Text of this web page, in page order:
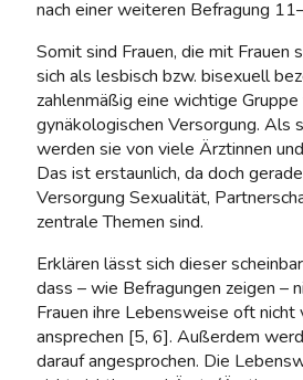
nach einer weiteren Befragung
Somit sind Frauen, die mit Frauen
sich als lesbisch bzw. bisexuell
zahlenmäßig eine wichtige
gynäkologischen Versorgung. Als
werden sie von viele Ärztinnen
Das ist erstaunlich, da doch
Versorgung Sexualität,
zentrale Themen sind.
Erklären lässt sich dieser
dass – wie Befragungen zeigen –
Frauen ihre Lebensweise oft nicht
ansprechen [5, 6]. Außerdem
darauf angesprochen. Die